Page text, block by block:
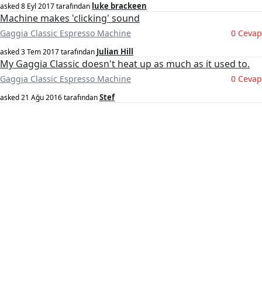
asked8 Eyl 2017tarafından luke brackeen
Machine makes 'clicking' sound
Gaggia Classic Espresso Machine 0 Cevap
asked3 Tem 2017tarafından Julian Hill
My Gaggia Classic doesn't heat up as much as it used to.
Gaggia Classic Espresso Machine 0 Cevap
asked21 Ağu 2016tarafındanStef